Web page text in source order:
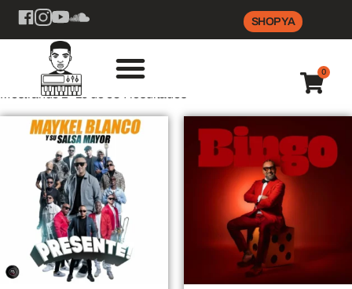
SHOP YA
0
Mostrando 1–16 de 584 resultados